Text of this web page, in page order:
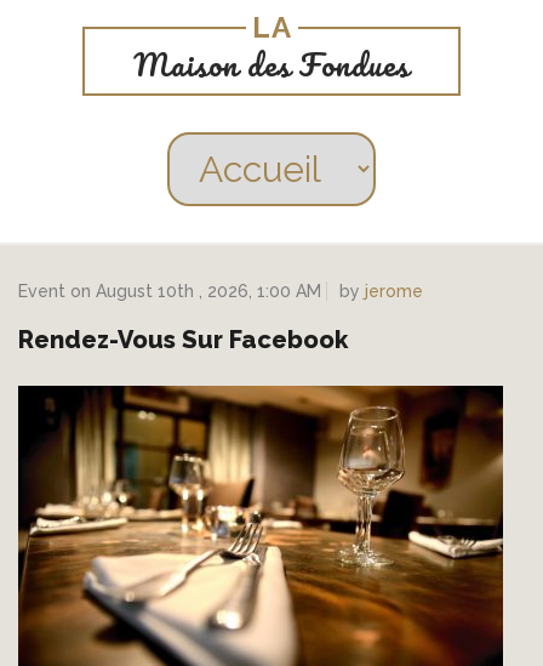
LA
Maison des Fondues
Event on August 10th , 2026, 1:00 AM by jerome
Rendez-Vous Sur Facebook